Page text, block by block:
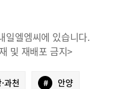
일엘엠씨에 있습니다.
및 재배포 금지>
과천 # 안양